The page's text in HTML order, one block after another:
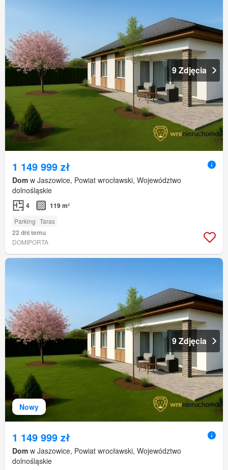
9 Zdjęcia
1 149 999 zł
Dom w Jaszowice, Powiat wrocławski, Województwo
dolnośląskie
4 119 m²
Parking Taras
22 dni temu
DOMIPORTA
Nowy
9 Zdjęcia
1 149 999 zł
Dom w Jaszowice, Powiat wrocławski, Województwo
dolnośląskie